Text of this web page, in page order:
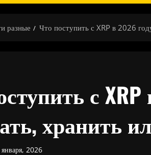
разные Что поступить с XRP в 2026
с
хранить
2026